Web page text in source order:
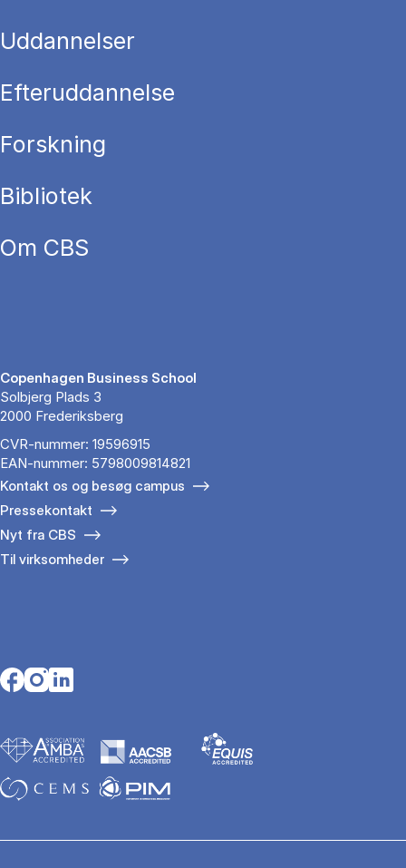
Uddannelser
Efteruddannelse
Forskning
Bibliotek
Om CBS
Copenhagen Business School
Solbjerg Plads 3
2000 Frederiksberg
CVR-nummer: 19596915
EAN-nummer: 5798009814821
Kontakt os og besøg campus
Pressekontakt
Nyt fra CBS
Til virksomheder
Opens in a new tab
Opens in a new tab
Opens in a new tab